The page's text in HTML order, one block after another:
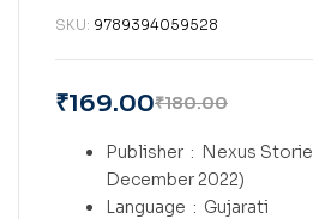
SKU: 9789394059528
₹180.00
₹169.00
Publisher ‏ : ‎ Nexus
December 2022)
Language ‏ : ‎ Gujarati